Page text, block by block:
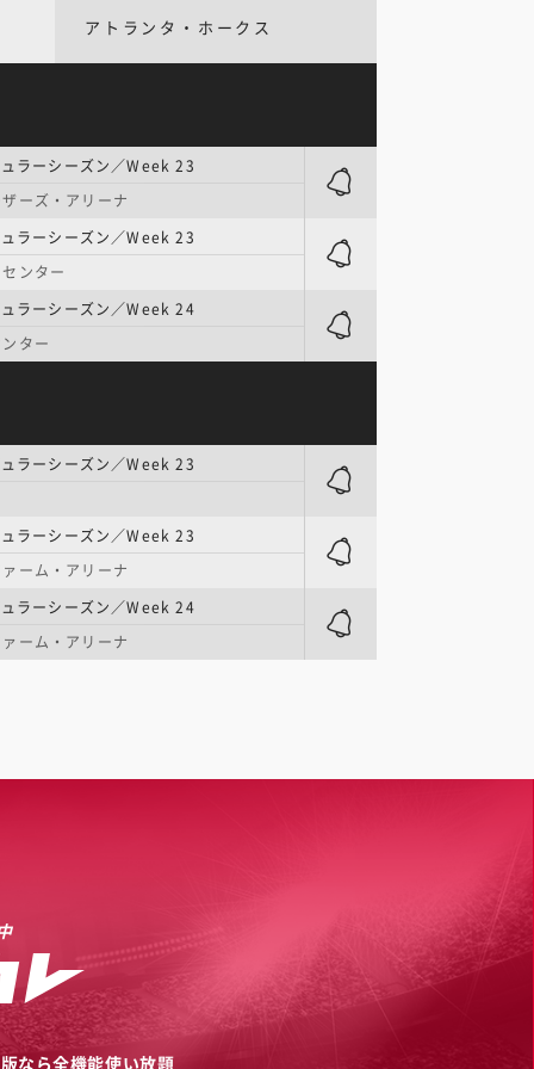
アトランタ・ホークス
ーシーズン／Week 23
ーズ・アリーナ
ーシーズン／Week 23
ンター
ーシーズン／Week 24
ター
ーシーズン／Week 23
ーシーズン／Week 23
ーム・アリーナ
ーシーズン／Week 24
ーム・アリーナ
なら全機能使い放題